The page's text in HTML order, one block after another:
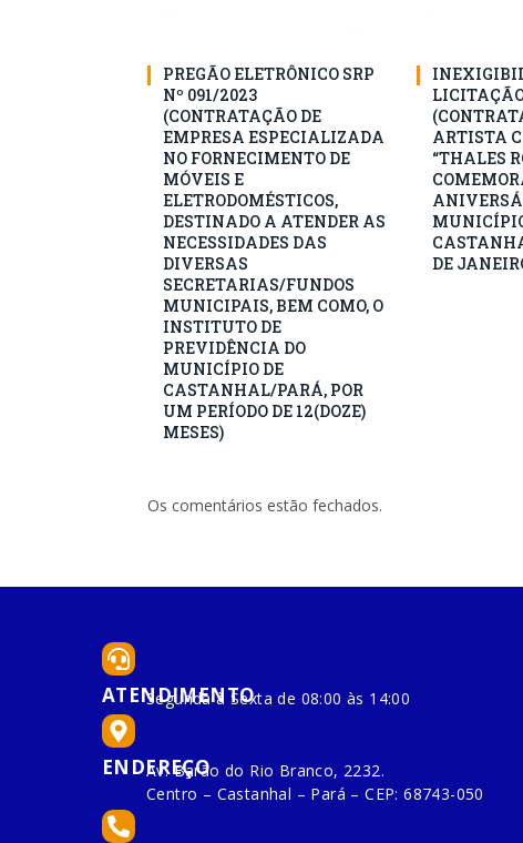
PREGÃO ELETRÔNICO SRP
Nº 091/2023
(CONTRATAÇÃO DE
EMPRESA ESPECIALIZADA
NO FORNECIMENTO DE
MÓVEIS E
ELETRODOMÉSTICOS,
DESTINADO A ATENDER AS
NECESSIDADES DAS
DIVERSAS
SECRETARIAS/FUNDOS
MUNICIPAIS, BEM COMO, O
INSTITUTO DE
PREVIDÊNCIA DO
MUNICÍPIO DE
CASTANHAL/PARÁ, POR
UM PERÍODO DE 12(DOZE)
MESES)
ARTISTA
“THALES
DE
Os comentários estão fechados.
ATENDIMENTO
Segunda à Sexta de 08:00 às 14:00
ENDEREÇO
Av. Barão do Rio Branco, 2232.
Centro – Castanhal – Pará – CEP: 68743-050